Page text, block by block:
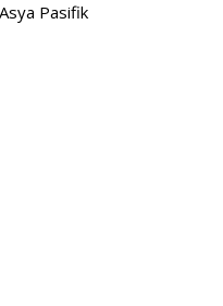
Asya Pasifik